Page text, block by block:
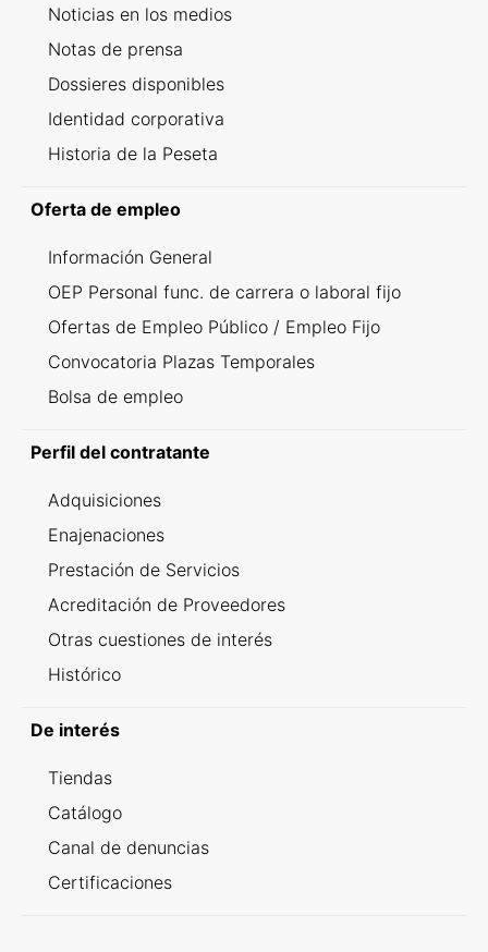
Noticias en los medios
Notas de prensa
Dossieres disponibles
Identidad corporativa
Historia de la Peseta
Oferta de empleo
Información General
OEP Personal func. de carrera o laboral fijo
Ofertas de Empleo Público / Empleo Fijo
Convocatoria Plazas Temporales
Bolsa de empleo
Perfil del contratante
Adquisiciones
Enajenaciones
Prestación de Servicios
Acreditación de Proveedores
Otras cuestiones de interés
Histórico
De interés
Tiendas
Catálogo
Canal de denuncias
Certificaciones